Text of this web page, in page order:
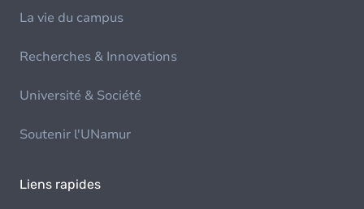
La vie du campus
Recherches & Innovations
Université & Société
Soutenir l'UNamur
Liens rapides